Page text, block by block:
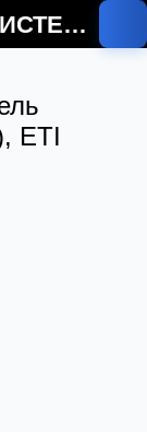
СУЧАСНІ ЕЛЕКТРОСИСТЕМИ
ETI